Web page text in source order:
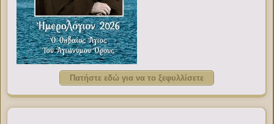
Πατήστε εδώ για να το ξεφυλλίσετε